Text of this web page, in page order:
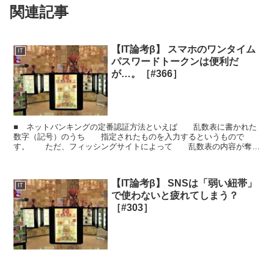
関連記事
IT
【IT論考β】 スマホのワンタイム
パスワードトークンは便利だ
が…。［#366］
■ ネットバンキングの定番認証方法といえば 乱数表に書かれた
数字（記号）のうち 指定されたものを入力するというもので
す。 ただ、フィッシングサイトによって 乱数表の内容が奪わ
IT
【IT論考β】 SNSは「弱い紐帯」
で使わないと疲れてしまう？
［#303］